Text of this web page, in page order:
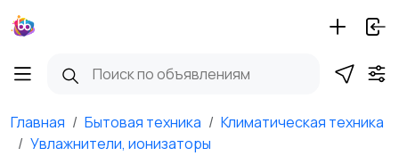
Главная Бытовая техника
Климатическая техника
Увлажнители, ионизаторы